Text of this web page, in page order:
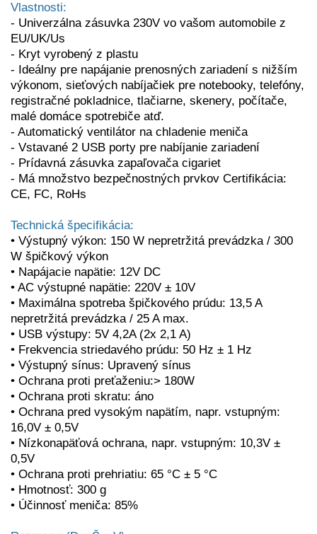
Vlastnosti:
- Univerzálna zásuvka 230V vo vašom automobile z
EU/UK/Us
- Kryt vyrobený z plastu
- Ideálny pre napájanie prenosných zariadení s nižším
výkonom, sieťových nabíjačiek pre notebooky, telefóny,
registračné pokladnice, tlačiarne, skenery, počítače,
malé domáce spotrebiče atď.
- Automatický ventilátor na chladenie meniča
- Vstavané 2 USB porty pre nabíjanie zariadení
- Prídavná zásuvka zapaľovača cigariet
- Má množstvo bezpečnostných prvkov Certifikácia:
CE, FC, RoHs
Technická špecifikácia:
• Výstupný výkon: 150 W nepretržitá prevádzka / 300
W špičkový výkon
• Napájacie napätie: 12V DC
• AC výstupné napätie: 220V ± 10V
• Maximálna spotreba špičkového prúdu: 13,5 A
nepretržitá prevádzka / 25 A max.
• USB výstupy: 5V 4,2A (2x 2,1 A)
• Frekvencia striedavého prúdu: 50 Hz ± 1 Hz
• Výstupný sínus: Upravený sínus
• Ochrana proti preťaženiu:> 180W
• Ochrana proti skratu: áno
• Ochrana pred vysokým napätím, napr. vstupným:
16,0V ± 0,5V
• Nízkonapäťová ochrana, napr. vstupným: 10,3V ±
0,5V
• Ochrana proti prehriatiu: 65 °C ± 5 °C
• Hmotnosť: 300 g
• Účinnosť meniča: 85%